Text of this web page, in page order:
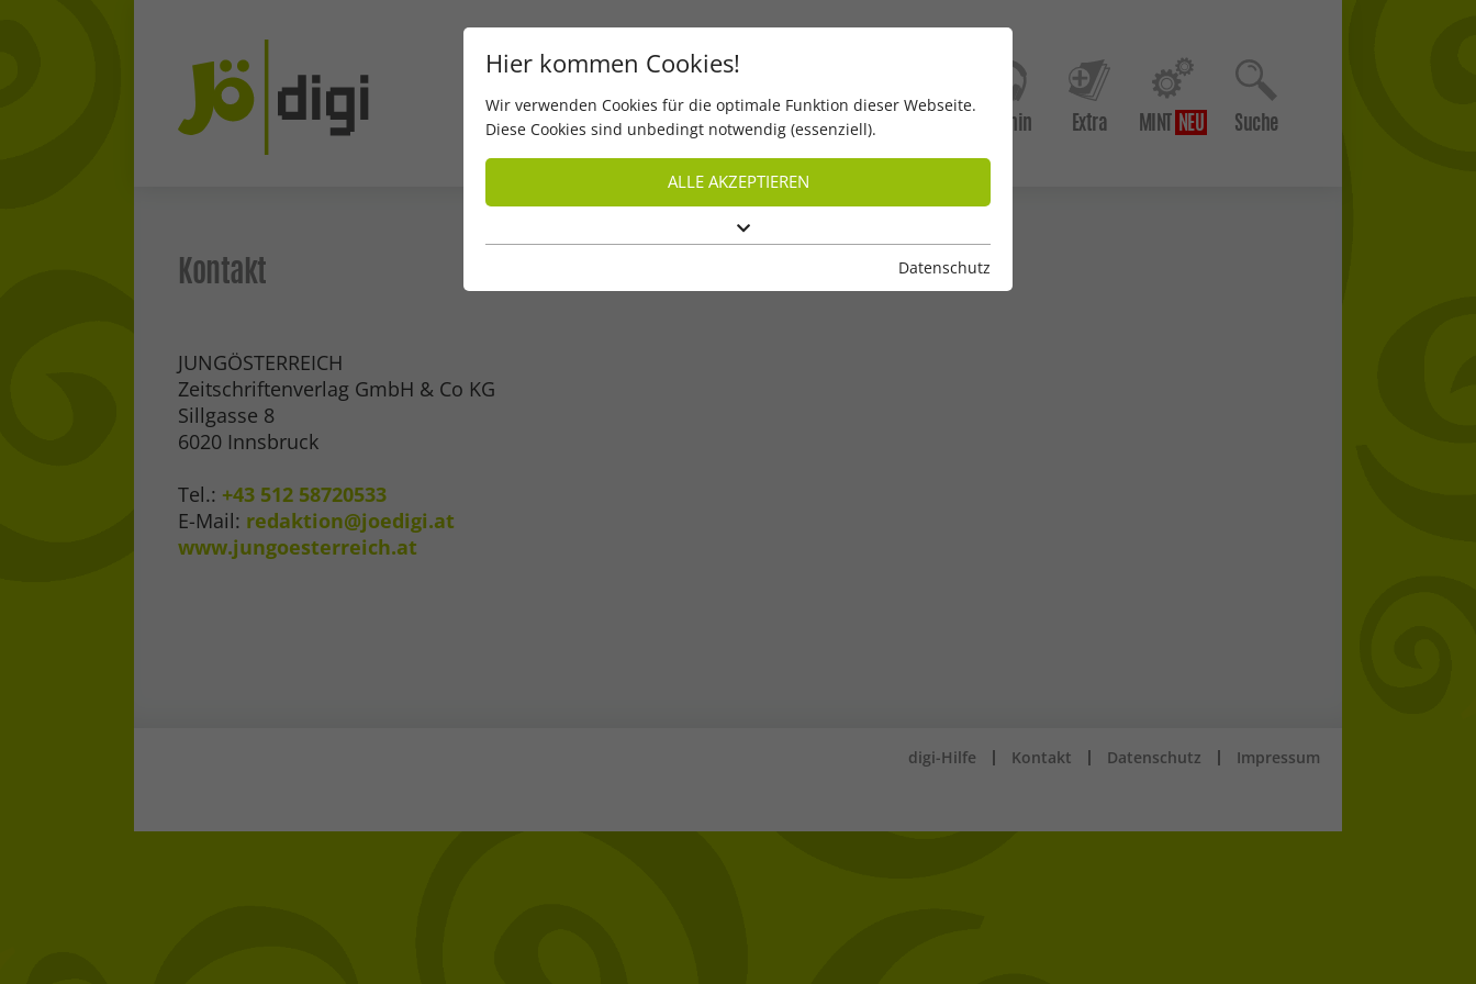
Start Digital lesen Hör hin Extra MINT Suche
Kontakt
JUNGÖSTERREICH
Zeitschriftenverlag GmbH & Co KG
Sillgasse 8
6020 Innsbruck
Tel.: +43 512 58720533
E-Mail: redaktion@joedigi.at
www.jungoesterreich.at
digi-Hilfe Kontakt Datenschutz Impressum
Hier kommen Cookies!
Wir verwenden Cookies für die optimale Funktion dieser Webseite.
Diese Cookies sind unbedingt notwendig (essenziell).
ALLE AKZEPTIEREN
Datenschutz